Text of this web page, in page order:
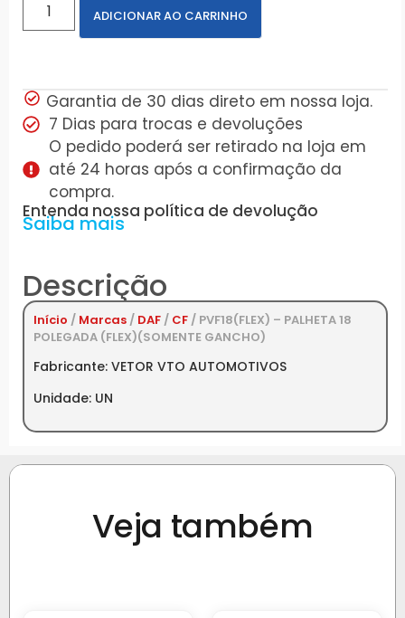
ADICIONAR AO CARRINHO
Garantia de 30 dias direto em nossa loja.
7 Dias para trocas e devoluções
O pedido poderá ser retirado na loja em
até 24 horas após a confirmação da
compra.
Entenda nossa política de devolução
Saiba mais
Descrição
Início / Marcas / DAF / CF / PVF18(FLEX) – PALHETA 18
POLEGADA (FLEX)(SOMENTE GANCHO)
Fabricante: VETOR VTO AUTOMOTIVOS
Unidade: UN
Veja também